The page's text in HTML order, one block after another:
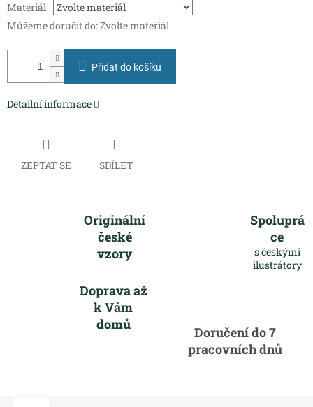
cena:
Materiál
Můžeme doručit do:Zvolte materiál
Přidat do košíku
Detailní informace
ZEPTAT SE SDÍLET
Originální
české
vzory
Spoluprá
ce
s českými
ilustrátory
Doprava až
k Vám
domů
Doručení do 7
pracovních dnů